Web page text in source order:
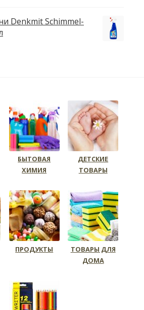
Denkmit Schimmel-
БЫТОВАЯ
ХИМИЯ
ДЕТСКИЕ
ТОВАРЫ
ПРОДУКТЫ
ТОВАРЫ ДЛЯ
ДОМА